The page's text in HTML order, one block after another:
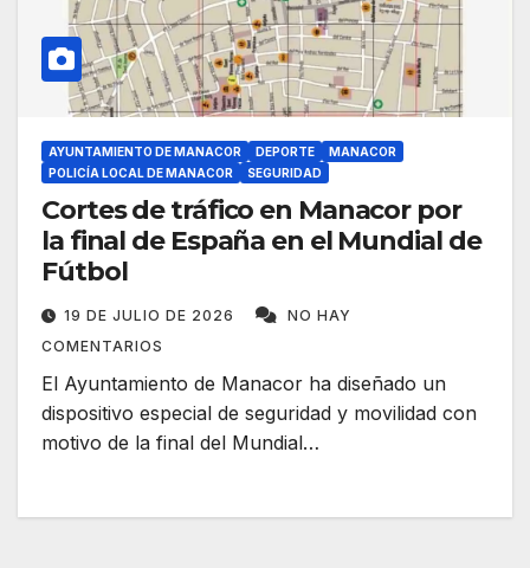
AYUNTAMIENTO DE MANACOR DEPORTE
MANACOR
POLICÍA LOCAL DE MANACOR
SEGURIDAD
Cortes de tráfico en Manacor por
la final de España en el Mundial de
Fútbol
19 DE JULIO DE 2026
NO HAY
COMENTARIOS
El Ayuntamiento de Manacor ha diseñado un
dispositivo especial de seguridad y movilidad con
motivo de la final del Mundial…